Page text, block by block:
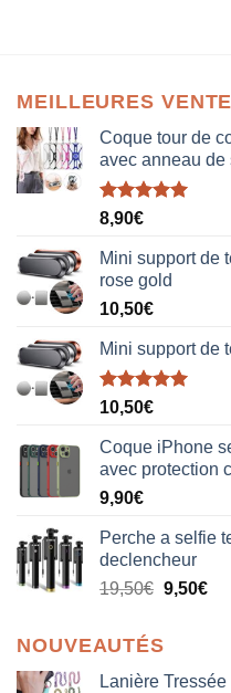
MEILLEURES
Coque tour de
avec anneau de
Note5.00
8,90€
Mini support de
rose gold
10,50€
Mini support de
Note5.00
10,50€
Coque iPhone
avec protection
9,90€
Perche a selfie
declencheur
19,50€ 9,50€
NOUVEAUTÉS
Lanière